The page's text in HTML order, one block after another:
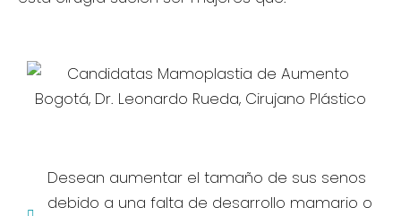
Desean aumentar el tamaño de sus senos
debido a una falta de desarrollo mamario o